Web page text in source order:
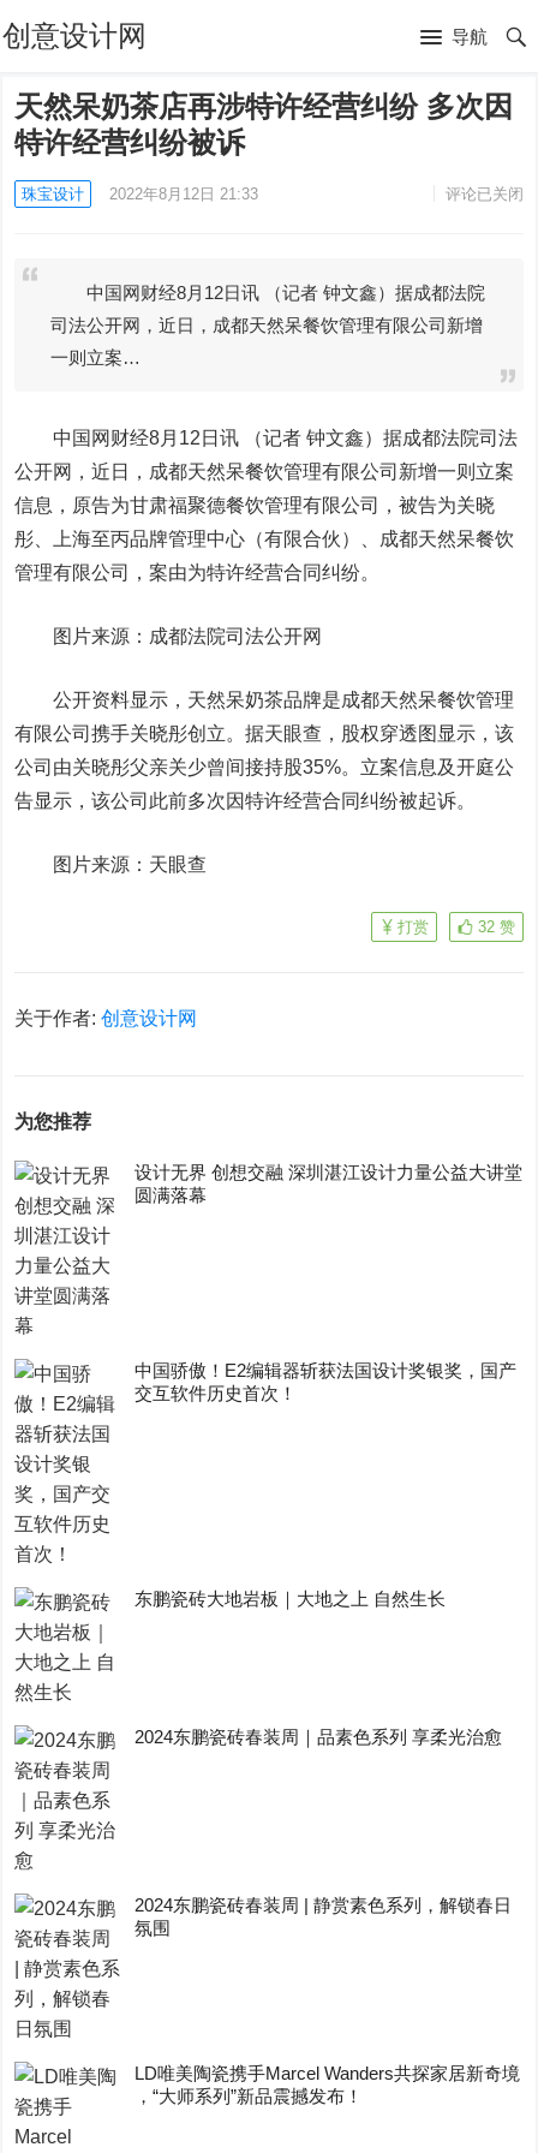
创意设计网 导航
天然呆奶茶店再涉特许经营纠纷 多次因
特许经营纠纷被诉
珠宝设计 2022年8月12日 21:33 评论已关闭
中国网财经8月12日讯 （记者 钟文鑫）据成都法院
司法公开网，近日，成都天然呆餐饮管理有限公司新增
一则立案…
中国网财经8月12日讯 （记者 钟文鑫）据成都法院司法
公开网，近日，成都天然呆餐饮管理有限公司新增一则立案
信息，原告为甘肃福聚德餐饮管理有限公司，被告为关晓
彤、上海至丙品牌管理中心（有限合伙）、成都天然呆餐饮
管理有限公司，案由为特许经营合同纠纷。
图片来源：成都法院司法公开网
公开资料显示，天然呆奶茶品牌是成都天然呆餐饮管理
有限公司携手关晓彤创立。据天眼查，股权穿透图显示，该
公司由关晓彤父亲关少曾间接持股35%。立案信息及开庭公
告显示，该公司此前多次因特许经营合同纠纷被起诉。
图片来源：天眼查
32 赞
打赏
关于作者:创意设计网
为您推荐
设计无界 创想交融 深圳湛江设计力量公益大讲堂
圆满落幕
中国骄傲！E2编辑器斩获法国设计奖银奖，国产
交互软件历史首次！
东鹏瓷砖大地岩板｜大地之上 自然生长
2024东鹏瓷砖春装周｜品素色系列 享柔光治愈
2024东鹏瓷砖春装周 | 静赏素色系列，解锁春日
氛围
LD唯美陶瓷携手Marcel Wanders共探家居新奇境
，“大师系列”新品震撼发布！